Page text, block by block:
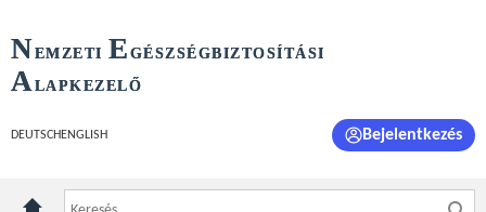
NEMZETI E GÉSZSÉGBIZTOSÍTÁSI
ALAPKEZELŐ
DEUTSCH ENGLISH Bejelentkezés